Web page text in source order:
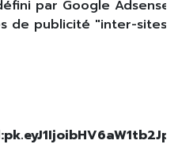
par Google Adsense
de publicité "inter-sites".